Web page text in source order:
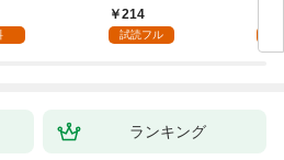
214
試読フル
ランキング